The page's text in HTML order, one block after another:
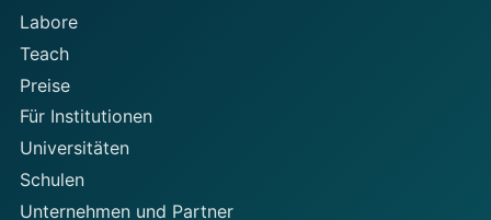
Labore
Teach
Preise
Für Institutionen
Universitäten
Schulen
Unternehmen und Partner